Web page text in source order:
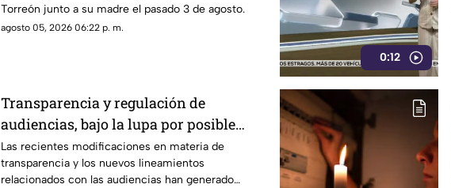
Torreón junto a su madre el pasado 3 de agosto.
agosto 05, 2026 06:22 p. m.
0:12
Transparencia y regulación de
audiencias, bajo la lupa por posible
control de la información
Las recientes modificaciones en materia de
transparencia y los nuevos lineamientos
relacionados con las audiencias han generado